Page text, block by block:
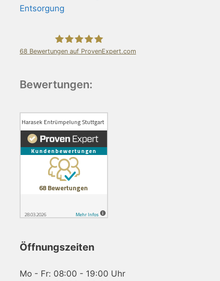
Entsorgung
68 Bewertungen auf ProvenExpert.com
Bewertungen:
Öffnungszeiten
Mo - Fr: 08:00 - 19:00 Uhr